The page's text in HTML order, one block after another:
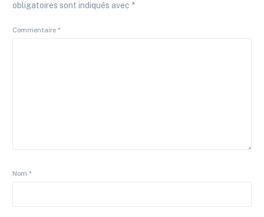
obligatoires sont indiqués avec *
Commentaire*
Nom*